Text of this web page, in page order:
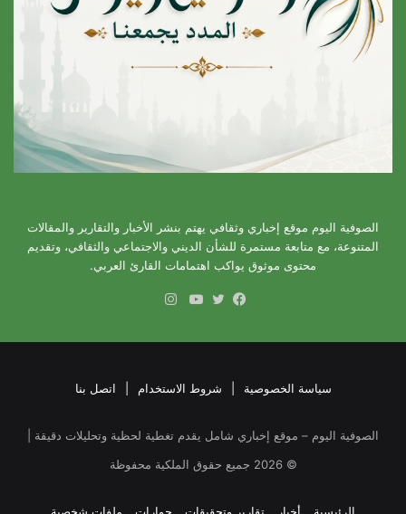
الصوفية اليوم موقع إخباري وثقافي يهتم بنشر الأخبار والتقارير والمقالات
المتنوعة، مع متابعة مستمرة للشأن الديني والاجتماعي والثقافي، وتقديم
محتوى موثوق يواكب اهتمامات القارئ العربي.
سياسة الخصوصية شروط الاستخدام اتصل بنا
الصوفية اليوم – موقع إخباري شامل يقدم تغطية لحظية وتحليلات دقيقة |
©
2026 جميع حقوق الملكية محفوظة
الرئيسية أخبار تقارير وتحقيقات حوارات ملفات شخصية